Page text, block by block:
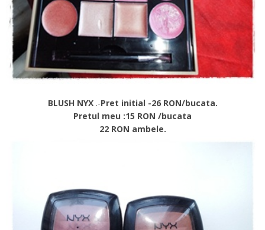
BLUSH NYX.-Pret initial -26 RON/bucata.
Pretul meu :15 RON /bucata
22 RON ambele.